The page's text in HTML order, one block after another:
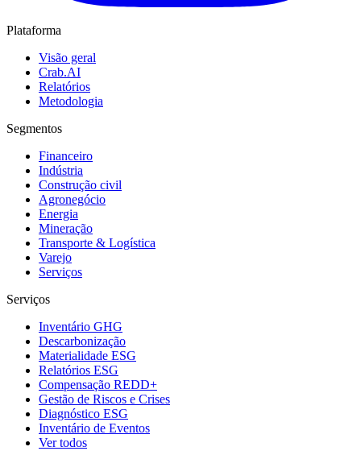
Plataforma
Visão geral
Crab.AI
Relatórios
Metodologia
Segmentos
Financeiro
Indústria
Construção civil
Agronegócio
Energia
Mineração
Transporte & Logística
Varejo
Serviços
Serviços
Inventário GHG
Descarbonização
Materialidade ESG
Relatórios ESG
Compensação REDD+
Gestão de Riscos e Crises
Diagnóstico ESG
Inventário de Eventos
Ver todos